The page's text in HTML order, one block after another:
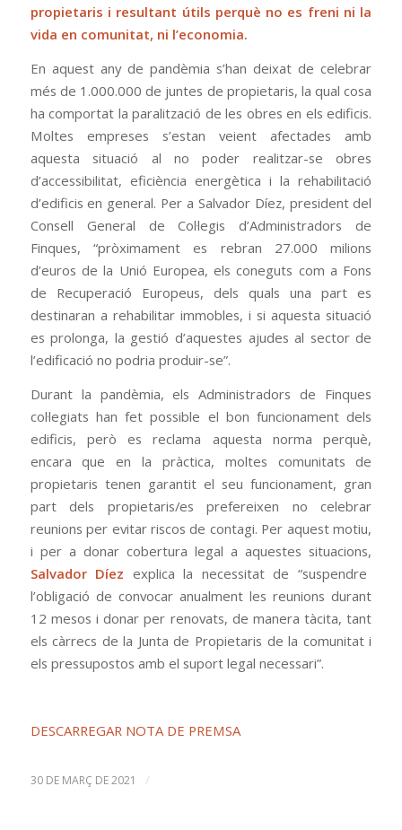
propietaris i resultant útils perquè no es freni ni la
vida en comunitat, ni l’economia.
En aquest any de pandèmia s’han deixat de celebrar
més de 1.000.000 de juntes de propietaris, la qual cosa
ha comportat la paralització de les obres en els edificis.
Moltes empreses s’estan veient afectades amb
aquesta situació al no poder realitzar-se obres
d’accessibilitat, eficiència energètica i la rehabilitació
d’edificis en general. Per a Salvador Díez, president del
Consell General de Col·legis d’Administradors de
Finques, “pròximament es rebran 27.000 milions
d’euros de la Unió Europea, els coneguts com a Fons
de Recuperació Europeus, dels quals una part es
destinaran a rehabilitar immobles, i si aquesta situació
es prolonga, la gestió d’aquestes ajudes al sector de
l’edificació no podria produir-se”.
Durant la pandèmia, els Administradors de Finques
col·legiats han fet possible el bon funcionament dels
edificis, però es reclama aquesta norma perquè,
encara que en la pràctica, moltes comunitats de
propietaris tenen garantit el seu funcionament, gran
part dels propietaris/es prefereixen no celebrar
reunions per evitar riscos de contagi. Per aquest motiu,
i per a donar cobertura legal a aquestes situacions,
Salvador Díez explica la necessitat de “suspendre
l’obligació de convocar anualment les reunions durant
12 mesos i donar per renovats, de manera tàcita, tant
els càrrecs de la Junta de Propietaris de la comunitat i
els pressupostos amb el suport legal necessari”.
DESCARREGAR NOTA DE PREMSA
30 DE MARÇ DE 2021 /